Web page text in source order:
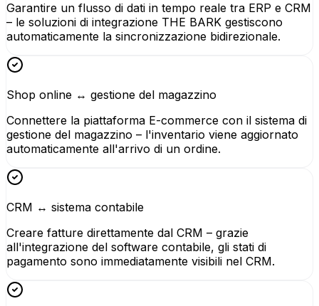
Garantire un flusso di dati in tempo reale tra ERP e CRM
– le soluzioni di integrazione THE BARK gestiscono
automaticamente la sincronizzazione bidirezionale.
Shop online ↔ gestione del magazzino
Connettere la piattaforma E-commerce con il sistema di
gestione del magazzino – l'inventario viene aggiornato
automaticamente all'arrivo di un ordine.
CRM ↔ sistema contabile
Creare fatture direttamente dal CRM – grazie
all'integrazione del software contabile, gli stati di
pagamento sono immediatamente visibili nel CRM.